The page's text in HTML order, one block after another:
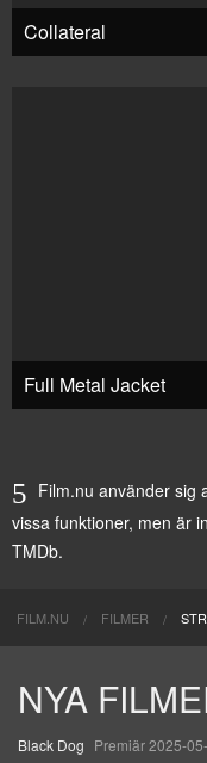
Collateral
Full Metal Jacket
Film.nu använder sig
vissa funktioner, men är
TMDb.
FILM.NU FILMER
NYA
Black Dog Premiär 2025-